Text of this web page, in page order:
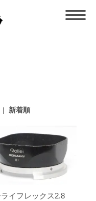
新着順
ライフレックス2.8